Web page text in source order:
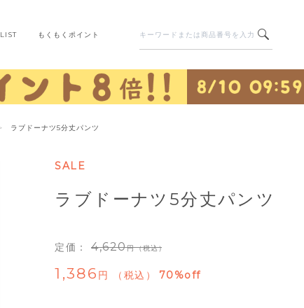
LIST もくもくポイント
ラブドーナツ5分丈パンツ
SALE
ラブドーナツ5分丈パンツ
定価： 4,620 （税込）
1,386 税込 70%off